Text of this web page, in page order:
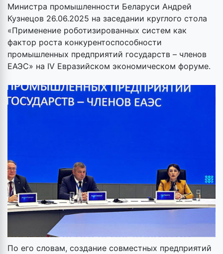
Министра промышленности Беларуси Андрей
Кузнецов 26.06.2025 на заседании круглого стола
«Применение роботизированных систем как
фактор роста конкурентоспособности
промышленных предприятий государств – членов
ЕАЭС» на IV Евразийском экономическом форуме.
По его словам, создание совместных предприятий